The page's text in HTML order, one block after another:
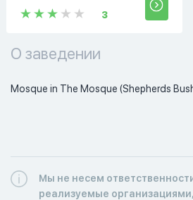
3
О заведении
Mosque in The Mosque (Shepherds
Мы не несем
реализуемые